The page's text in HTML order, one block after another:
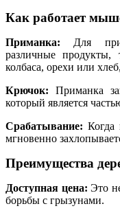
Как работает
Приманка: Для
различные продукты,
колбаса, орехи или
Крючок: Приманка
который является
Срабатывание: Когда
мгновенно
Преимущества
Доступная цена: Это
борьбы с грызунами.